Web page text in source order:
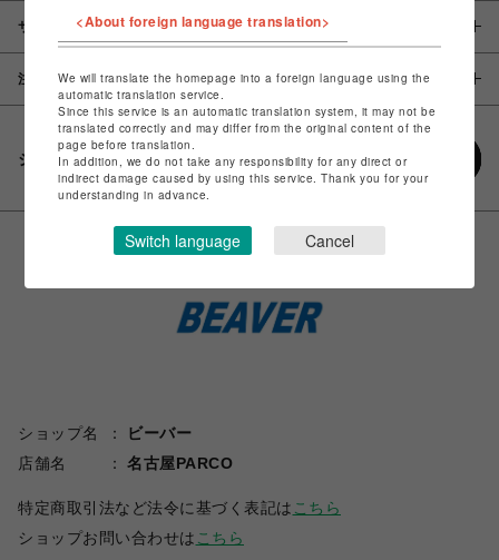
サイズ
注意事項
シェアする
ショップ名
ビーバー
店舗名
名古屋PARCO
特定商取引法など法令に基づく表記は こちら
ショップお問い合わせは こちら
<About foreign language translation>
We will translate the homepage into a foreign language using the
automatic translation service.
Since this service is an automatic translation system, it may not be
translated correctly and may differ from the original content of the
page before translation.
In addition, we do not take any responsibility for any direct or
indirect damage caused by using this service. Thank you for your
understanding in advance.
Switch language Cancel